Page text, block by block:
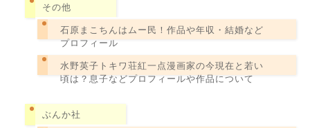
その他
石原まこちんはムー民！作品や年収・結婚など
プロフィール
水野英子トキワ荘紅一点漫画家の今現在と若い
頃は？息子などプロフィールや作品について
ぶんか社